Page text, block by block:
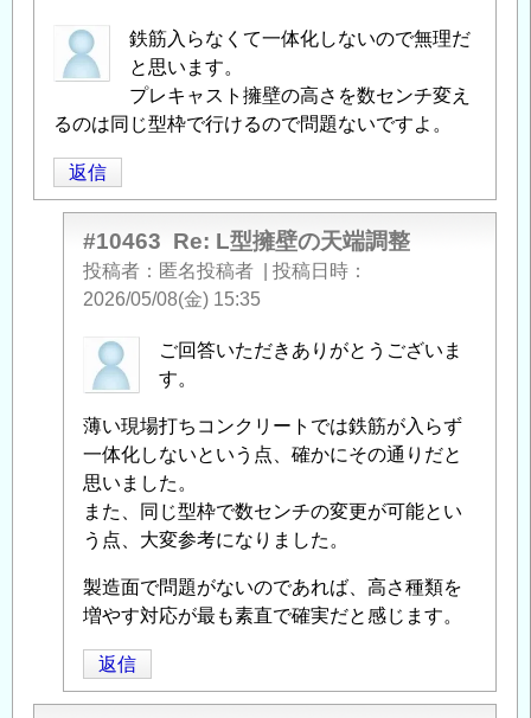
鉄筋入らなくて一体化しないので無理だ
と思います。
プレキャスト擁壁の高さを数センチ変え
るのは同じ型枠で行けるので問題ないですよ。
返信
#10463 Re: L型擁壁の天端調整
投稿者 匿名投稿者
投稿日時
2026/05/08(金) 15:35
匿
名
稿
に
よ
る
「Re:
L
擁
壁
ご回答いただきありがとうございま
す。
薄い現場打ちコンクリートでは鉄筋が入らず
一体化しないという点、確かにその通りだと
思いました。
また、同じ型枠で数センチの変更が可能とい
う点、大変参考になりました。
製造面で問題がないのであれば、高さ種類を
増やす対応が最も素直で確実だと感じます。
返信